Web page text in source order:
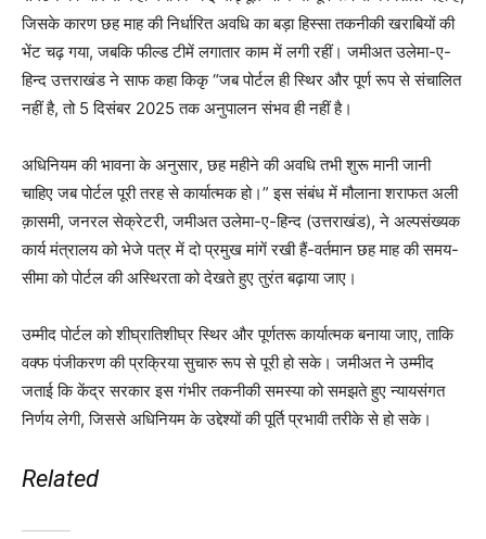
जिसके कारण छह माह की निर्धारित अवधि का बड़ा हिस्सा तकनीकी खराबियों की
भेंट चढ़ गया, जबकि फील्ड टीमें लगातार काम में लगी रहीं। जमीअत उलेमा-ए-
हिन्द उत्तराखंड ने साफ कहा किकृ “जब पोर्टल ही स्थिर और पूर्ण रूप से संचालित
नहीं है, तो 5 दिसंबर 2025 तक अनुपालन संभव ही नहीं है।
अधिनियम की भावना के अनुसार, छह महीने की अवधि तभी शुरू मानी जानी
चाहिए जब पोर्टल पूरी तरह से कार्यात्मक हो।” इस संबंध में मौलाना शराफत अली
क़ासमी, जनरल सेक्रेटरी, जमीअत उलेमा-ए-हिन्द (उत्तराखंड), ने अल्पसंख्यक
कार्य मंत्रालय को भेजे पत्र में दो प्रमुख मांगें रखी हैं-वर्तमान छह माह की समय-
सीमा को पोर्टल की अस्थिरता को देखते हुए तुरंत बढ़ाया जाए।
उम्मीद पोर्टल को शीघ्रातिशीघ्र स्थिर और पूर्णतरू कार्यात्मक बनाया जाए, ताकि
वक्फ पंजीकरण की प्रक्रिया सुचारु रूप से पूरी हो सके। जमीअत ने उम्मीद
जताई कि केंद्र सरकार इस गंभीर तकनीकी समस्या को समझते हुए न्यायसंगत
निर्णय लेगी, जिससे अधिनियम के उद्देश्यों की पूर्ति प्रभावी तरीके से हो सके।
Related